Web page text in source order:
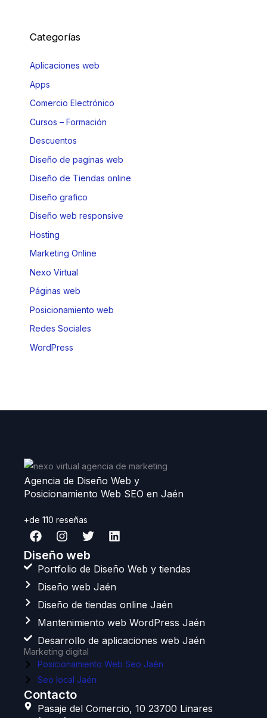
Categorías
Aplicaciones web
Apps
Comercio Electrónico
Cursos – Formación
Descuentos
Diseño de paginas web
Diseño de Tiendas online
Diseño grafico
Diseño web responsive
Hosting
Marketing Online
Nexo Virtual
Páginas web
Posicionamiento web
Redes Sociales
WordPress
Agencia de Diseño Web y
Posicionamiento Web SEO en Jaén
+de 110 reseñas
F
a
c
e
b
o
o
k
I
n
s
t
a
g
r
a
m
T
w
i
t
t
e
r
L
i
k
e
d
i
n
Diseño web
Portfolio de Diseño Web y tiendas
Diseño web Jaén
Diseño de tiendas online Jaén
Mantenimiento web WordPress Jaén
Desarrollo de aplicaciones web Jaén
Marketing digital
Posicionamiento Web Seo Jaén
Seo local Jaén
Contacto
Pasaje del Comercio, 10 23700 Linares